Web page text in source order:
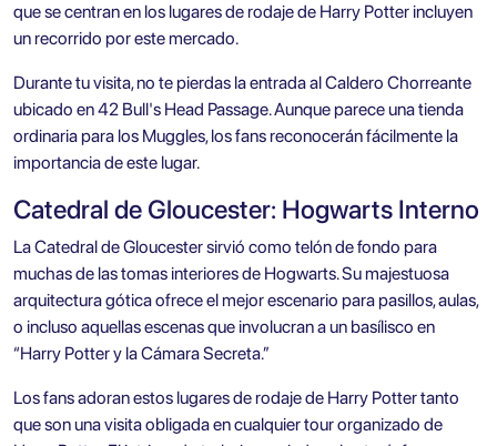
que se centran en los lugares de rodaje de Harry Potter incluyen
un recorrido por este mercado.
Durante tu visita, no te pierdas la entrada al Caldero Chorreante
ubicado en 42 Bull's Head Passage. Aunque parece una tienda
ordinaria para los Muggles, los fans reconocerán fácilmente la
importancia de este lugar.
Catedral de Gloucester: Hogwarts Interno
La Catedral de Gloucester sirvió como telón de fondo para
muchas de las tomas interiores de Hogwarts. Su majestuosa
arquitectura gótica ofrece el mejor escenario para pasillos, aulas,
o incluso aquellas escenas que involucran a un basílisco en
“Harry Potter y la Cámara Secreta.”
Los fans adoran estos lugares de rodaje de Harry Potter tanto
que son una visita obligada en cualquier tour organizado de